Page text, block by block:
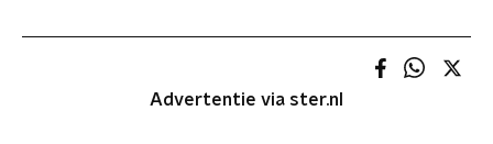
Advertentie via ster.nl